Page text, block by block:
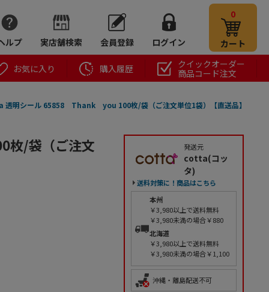
ルプ 実店舗検索 会員登録 ログイン
0
カート
お気に入り 購入履歴
クイックオーダー
商品コード注文
明シール 65858 Thank you 100枚/袋（ご注文単位1袋）【直送品】
/袋（ご注文 発送元
cotta(コッ
タ)
送料対策に！商品はこちら
本州
￥3,980以上で送料無料
￥3,980未満の場合￥880
北海道
￥3,980以上で送料無料
￥3,980未満の場合￥1,100
沖縄・離島配送不可